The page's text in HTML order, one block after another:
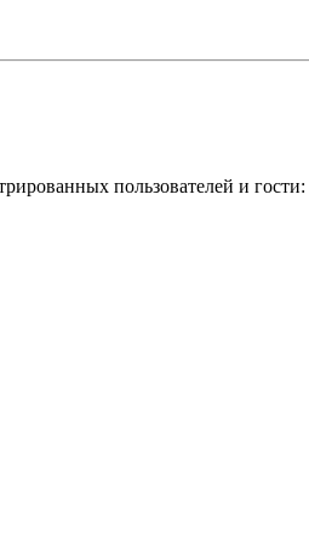
пользователей и гости: